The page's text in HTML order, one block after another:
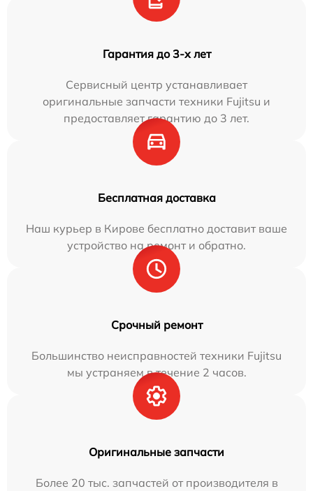
Гарантия до 3-х лет
Сервисный центр устанавливает
оригинальные запчасти техники Fujitsu и
предоставляет гарантию до 3 лет.
Бесплатная доставка
Наш курьер в Кирове бесплатно доставит ваше
устройство на ремонт и обратно.
Срочный ремонт
Большинство неисправностей техники Fujitsu
мы устраняем в течение 2 часов.
Оригинальные запчасти
Более 20 тыс. запчастей от производителя в